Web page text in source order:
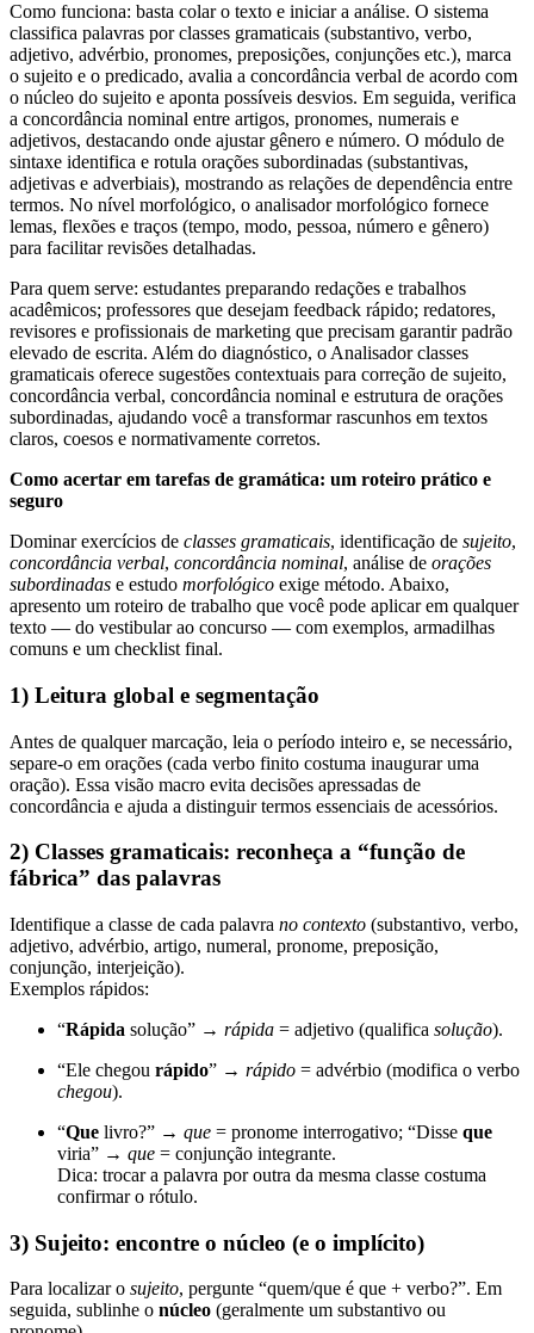
Como funciona: basta colar o texto e iniciar a análise. O sistema
classifica palavras por classes gramaticais (substantivo, verbo,
adjetivo, advérbio, pronomes, preposições, conjunções etc.), marca
o sujeito e o predicado, avalia a concordância verbal de acordo com
o núcleo do sujeito e aponta possíveis desvios. Em seguida, verifica
a concordância nominal entre artigos, pronomes, numerais e
adjetivos, destacando onde ajustar gênero e número. O módulo de
sintaxe identifica e rotula orações subordinadas (substantivas,
adjetivas e adverbiais), mostrando as relações de dependência entre
termos. No nível morfológico, o analisador morfológico fornece
lemas, flexões e traços (tempo, modo, pessoa, número e gênero)
para facilitar revisões detalhadas.
Para quem serve: estudantes preparando redações e trabalhos
acadêmicos; professores que desejam feedback rápido; redatores,
revisores e profissionais de marketing que precisam garantir padrão
elevado de escrita. Além do diagnóstico, o Analisador classes
gramaticais oferece sugestões contextuais para correção de sujeito,
concordância verbal, concordância nominal e estrutura de orações
subordinadas, ajudando você a transformar rascunhos em textos
claros, coesos e normativamente corretos.
Como acertar em tarefas de gramática: um roteiro prático e
seguro
Dominar exercícios de classes gramaticais, identificação de sujeito,
concordância verbal, concordância nominal, análise de orações
subordinadas e estudo morfológico exige método. Abaixo,
apresento um roteiro de trabalho que você pode aplicar em qualquer
texto — do vestibular ao concurso — com exemplos, armadilhas
comuns e um checklist final.
1) Leitura global e segmentação
Antes de qualquer marcação, leia o período inteiro e, se necessário,
separe-o em orações (cada verbo finito costuma inaugurar uma
oração). Essa visão macro evita decisões apressadas de
concordância e ajuda a distinguir termos essenciais de acessórios.
2) Classes gramaticais: reconheça a “função de
fábrica” das palavras
Identifique a classe de cada palavra no contexto (substantivo, verbo,
adjetivo, advérbio, artigo, numeral, pronome, preposição,
conjunção, interjeição).
Exemplos rápidos:
“Rápida solução” → rápida = adjetivo (qualifica solução).
“Ele chegou rápido” → rápido = advérbio (modifica o verbo
chegou).
“Que livro?” → que = pronome interrogativo; “Disse que
viria” → que = conjunção integrante.
Dica: trocar a palavra por outra da mesma classe costuma
confirmar o rótulo.
3) Sujeito: encontre o núcleo (e o implícito)
Para localizar o sujeito, pergunte “quem/que é que + verbo?”. Em
seguida, sublinhe o núcleo (geralmente um substantivo ou